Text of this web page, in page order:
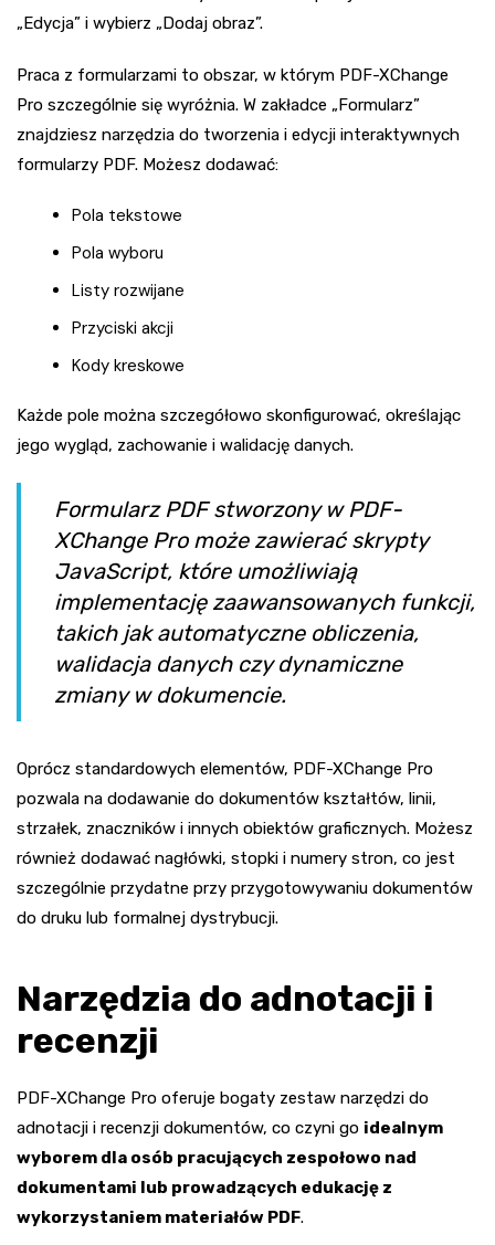
„Edycja” i wybierz „Dodaj obraz”.
Praca z formularzami to obszar, w którym PDF-XChange
Pro szczególnie się wyróżnia. W zakładce „Formularz”
znajdziesz narzędzia do tworzenia i edycji interaktywnych
formularzy PDF. Możesz dodawać:
Pola tekstowe
Pola wyboru
Listy rozwijane
Przyciski akcji
Kody kreskowe
Każde pole można szczegółowo skonfigurować, określając
jego wygląd, zachowanie i walidację danych.
Formularz PDF stworzony w PDF-
XChange Pro może zawierać skrypty
JavaScript, które umożliwiają
implementację zaawansowanych funkcji,
takich jak automatyczne obliczenia,
walidacja danych czy dynamiczne
zmiany w dokumencie.
Oprócz standardowych elementów, PDF-XChange Pro
pozwala na dodawanie do dokumentów kształtów, linii,
strzałek, znaczników i innych obiektów graficznych. Możesz
również dodawać nagłówki, stopki i numery stron, co jest
szczególnie przydatne przy przygotowywaniu dokumentów
do druku lub formalnej dystrybucji.
Narzędzia do adnotacji i
recenzji
PDF-XChange Pro oferuje bogaty zestaw narzędzi do
adnotacji i recenzji dokumentów, co czyni go idealnym
wyborem dla osób pracujących zespołowo nad
dokumentami lub prowadzących edukację z
wykorzystaniem materiałów PDF.